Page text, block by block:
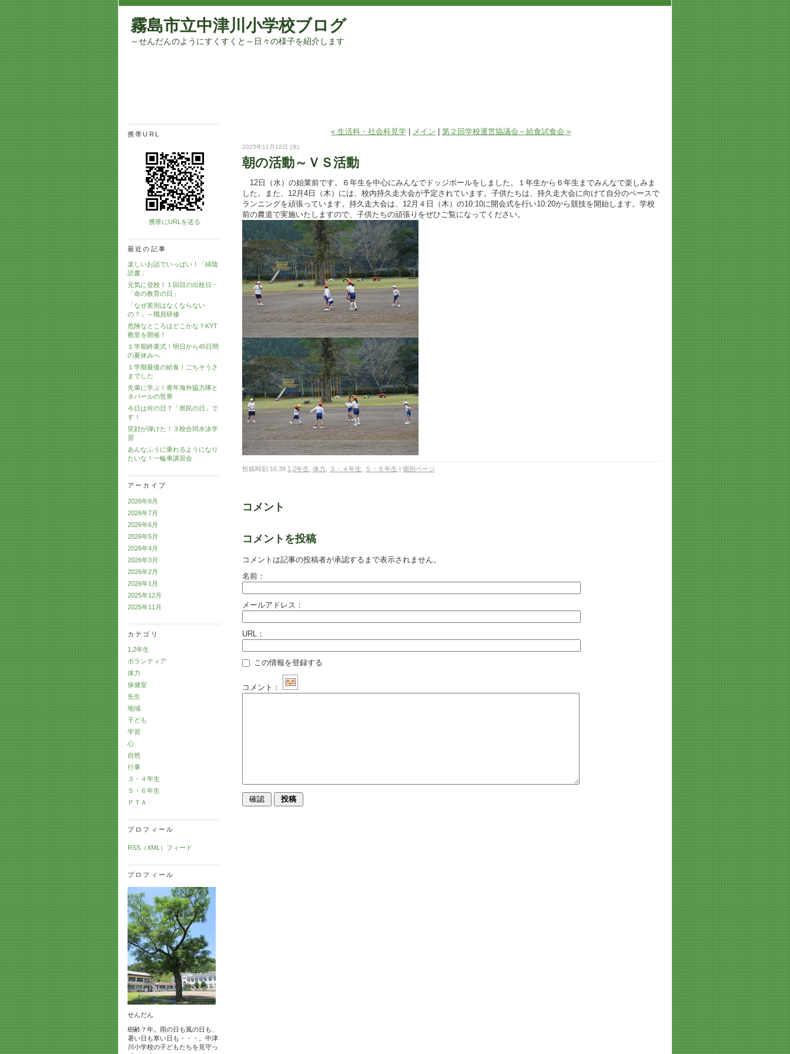
霧島市立中津川小学校ブログ
～せんだんのようにすくすくと～日々の様子を紹介します
携帯URL
携帯にURLを送る
最近の記事
楽しいお話でいっぱい！「緑陰
読書」
元気に登校！１回目の出校日・
「命の教育の日」
「なぜ差別はなくならない
の？」～職員研修
危険なところはどこかな？KYT
教室を開催！
１学期終業式！明日から45日間
の夏休みへ
１学期最後の給食！ごちそうさ
までした
先輩に学ぶ！青年海外協力隊と
ネパールの世界
今日は何の日？「県民の日」で
す！
笑顔が弾けた！３校合同水泳学
習
あんなふうに乗れるようになり
たいな！一輪車講習会
アーカイブ
2026年8月
2026年7月
2026年6月
2026年5月
2026年4月
2026年3月
2026年2月
2026年1月
2025年12月
2025年11月
カテゴリ
1,2年生
ボランティア
体力
保健室
先生
地域
子ども
学習
心
自然
行事
３・４年生
５・６年生
ＰＴＡ
プロフィール
RSS（XML）フィード
プロフィール
せんだん
樹齢？年。雨の日も風の日も、
暑い日も寒い日も・・・。中津
川小学校の子どもたちを見守っ
« 生活科・社会科見学 メイン 第２回学校運営協議会～給食試食会 »
2025年11月12日 (水)
朝の活動～ＶＳ活動
12日（水）の始業前です。６年生を中心にみんなでドッジボールをしました。１年生から６年生までみんなで楽しみま
した。また、12月4日（木）には、校内持久走大会が予定されています。子供たちは、持久走大会に向けて自分のペースで
ランニングを頑張っています。持久走大会は、12月４日（木）の10:10に開会式を行い10:20から競技を開始します。学校
前の農道で実施いたしますので、子供たちの頑張りをぜひご覧になってください。
投稿時刻 16:39 1,2年生 体力 ３・４年生 ５・６年生 | 個別ページ
コメント
コメントを投稿
コメントは記事の投稿者が承認するまで表示されません。
名前：
メールアドレス：
URL：
この情報を登録する
コメント：